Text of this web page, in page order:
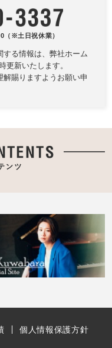
（※土日祝休業）
る情報は、 弊社ホーム
更新いたします。
解賜りますようお願い申
個人情報保護方針